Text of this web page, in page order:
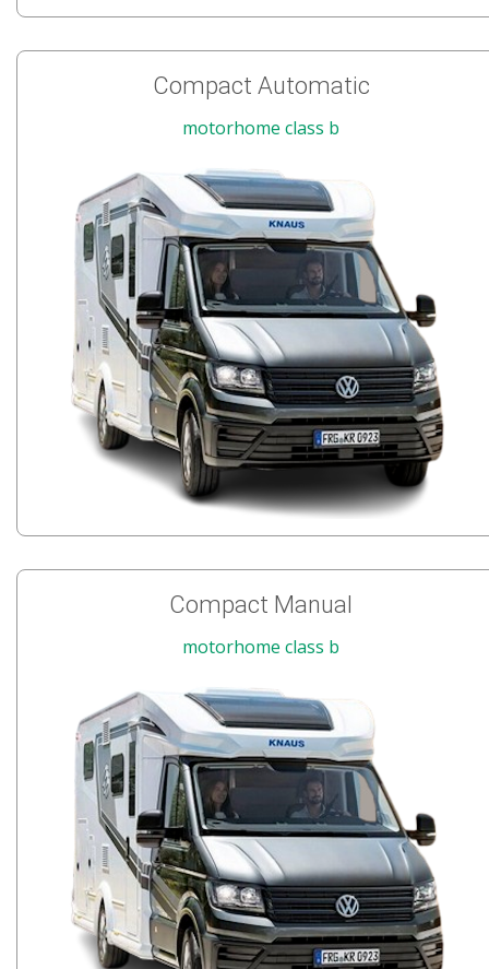
Compact Automatic
motorhome class b
Compact Manual
motorhome class b